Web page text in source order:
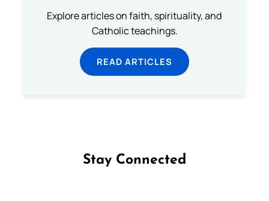
Explore articles on faith, spirituality, and
Catholic teachings.
READ ARTICLES
Stay Connected